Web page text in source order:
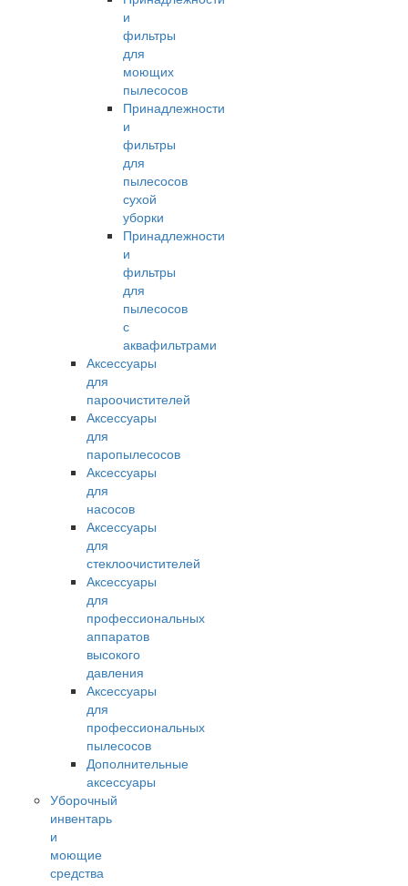
и
фильтры
для
моющих
пылесосов
Принадлежности
и
фильтры
для
пылесосов
сухой
уборки
Принадлежности
и
фильтры
для
пылесосов
с
аквафильтрами
Аксессуары
для
пароочистителей
Аксессуары
для
паропылесосов
Аксессуары
для
насосов
Аксессуары
для
стеклоочистителей
Аксессуары
для
профессиональных
аппаратов
высокого
давления
Аксессуары
для
профессиональных
пылесосов
Дополнительные
аксессуары
Уборочный
инвентарь
и
моющие
средства